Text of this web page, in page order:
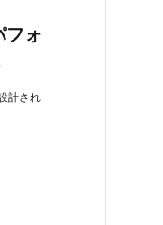
ォ
計され